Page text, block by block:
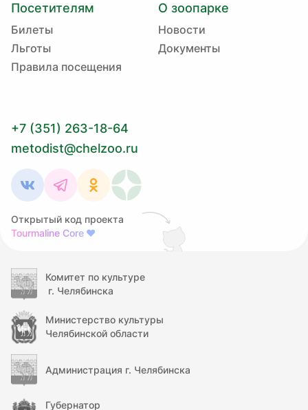
Посетителям
Билеты
Льготы
Правила посещения
О зоопарке
Новости
Документы
+7 (351) 263-18-64
metodist@chelzoo.ru
Открытый код проекта
Tourmaline Core ❤
Комитет по культуре
г. Челябинска
Министерство культуры
Челябинской области
Администрация г. Челябинска
Губернатор